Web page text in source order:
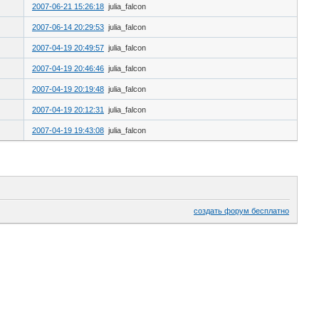
2007-06-21 15:26:18 julia_falcon
2007-06-14 20:29:53 julia_falcon
2007-04-19 20:49:57 julia_falcon
2007-04-19 20:46:46 julia_falcon
2007-04-19 20:19:48 julia_falcon
2007-04-19 20:12:31 julia_falcon
2007-04-19 19:43:08 julia_falcon
создать форум бесплатно